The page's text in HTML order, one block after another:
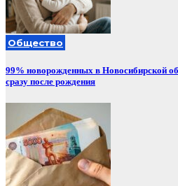
Общество
99% новорожденных в Новосибирской
сразу после рождения